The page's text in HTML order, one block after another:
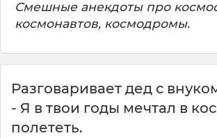
Смешные анекдоты про
космонавтов, космодромы.
Разговаривает дед с
- Я в твои годы мечтал в
полететь.